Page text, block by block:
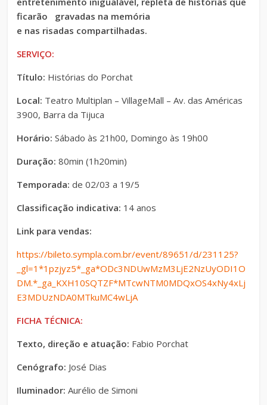
ficarão gravadas na memória
e nas risadas compartilhadas.
SERVIÇO:
Título: Histórias do Porchat
Local: Teatro Multiplan – VillageMall – Av. das Américas
3900, Barra da Tijuca
Horário:Sábado às 21h00, Domingo às 19h00
Duração:80min (1h20min)
Temporada: de 02/03 a 19/5
Classificação indicativa: 14 anos
Link para vendas:
https://bileto.sympla.com.br/event/89651/d/231125?
_gl=1*1pzjyz5*_ga*ODc3NDUwMzM3LjE2NzUyODI1O
DM.*_ga_KXH10SQTZF*MTcwNTM0MDQxOS4xNy4xLj
E3MDUzNDA0MTkuMC4wLjA
FICHA TÉCNICA:
Texto, direção e atuação: Fabio Porchat
Cenógrafo: José Dias
Iluminador:Aurélio de Simoni